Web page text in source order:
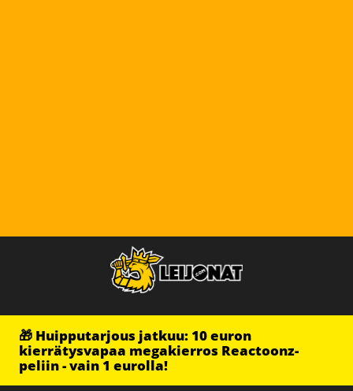
🎁 Huipputarjous jatkuu: 10 euron
kierrätysvapaa megakierros Reactoonz-
peliin - vain 1 eurolla!